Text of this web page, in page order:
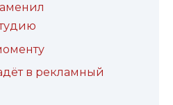
в рекламный